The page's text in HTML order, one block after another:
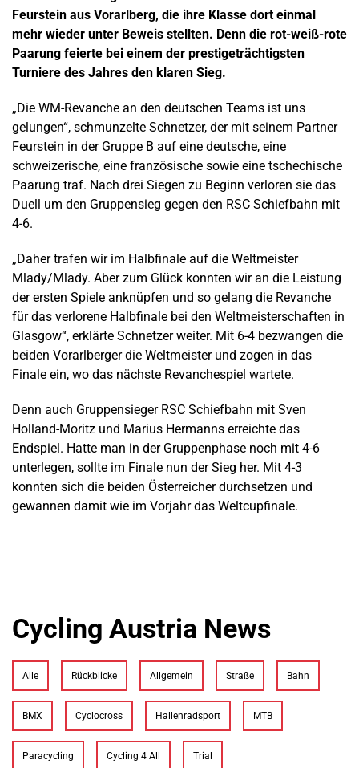
Feurstein aus Vorarlberg, die ihre Klasse dort einmal
mehr wieder unter Beweis stellten. Denn die rot-weiß-rote
Paarung feierte bei einem der prestigeträchtigsten
Turniere des Jahres den klaren Sieg.
„Die WM-Revanche an den deutschen Teams ist uns
gelungen“, schmunzelte Schnetzer, der mit seinem Partner
Feurstein in der Gruppe B auf eine deutsche, eine
schweizerische, eine französische sowie eine tschechische
Paarung traf. Nach drei Siegen zu Beginn verloren sie das
Duell um den Gruppensieg gegen den RSC Schiefbahn mit
4-6.
„Daher trafen wir im Halbfinale auf die Weltmeister
Mlady/Mlady. Aber zum Glück konnten wir an die Leistung
der ersten Spiele anknüpfen und so gelang die Revanche
für das verlorene Halbfinale bei den Weltmeisterschaften in
Glasgow“, erklärte Schnetzer weiter. Mit 6-4 bezwangen die
beiden Vorarlberger die Weltmeister und zogen in das
Finale ein, wo das nächste Revanchespiel wartete.
Denn auch Gruppensieger RSC Schiefbahn mit Sven
Holland-Moritz und Marius Hermanns erreichte das
Endspiel. Hatte man in der Gruppenphase noch mit 4-6
unterlegen, sollte im Finale nun der Sieg her. Mit 4-3
konnten sich die beiden Österreicher durchsetzen und
gewannen damit wie im Vorjahr das Weltcupfinale.
Cycling Austria News
Alle Rückblicke Allgemein Straße Bahn
BMX Cyclocross Hallenradsport MTB
Paracycling Cycling 4 All Trial